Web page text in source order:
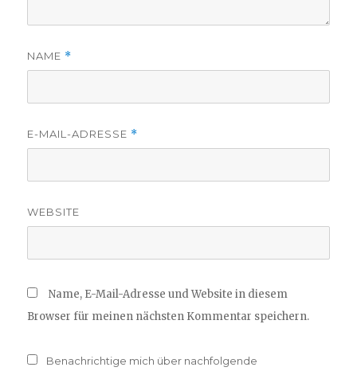
NAME *
E-MAIL-ADRESSE *
WEBSITE
Name, E-Mail-Adresse und Website in diesem
Browser für meinen nächsten Kommentar speichern.
Benachrichtige mich über nachfolgende